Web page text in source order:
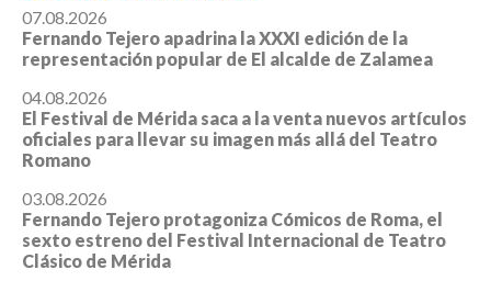
07.08.2026
Fernando Tejero apadrina la XXXI edición de la
representación popular de El alcalde de Zalamea
04.08.2026
El Festival de Mérida saca a la venta nuevos artículos
oficiales para llevar su imagen más allá del Teatro
Romano
03.08.2026
Fernando Tejero protagoniza Cómicos de Roma, el
sexto estreno del Festival Internacional de Teatro
Clásico de Mérida